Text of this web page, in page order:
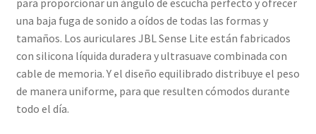
una baja fuga de sonido a oídos de todas las formas y
tamaños. Los auriculares JBL Sense Lite están fabricados
con silicona líquida duradera y ultrasuave combinada con
cable de memoria. Y el diseño equilibrado distribuye el peso
de manera uniforme, para que resulten cómodos durante
todo el día.